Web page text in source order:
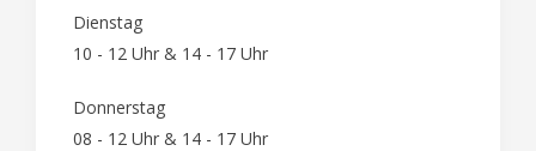
Dienstag
10 - 12 Uhr & 14 - 17 Uhr
Donnerstag
08 - 12 Uhr & 14 - 17 Uhr